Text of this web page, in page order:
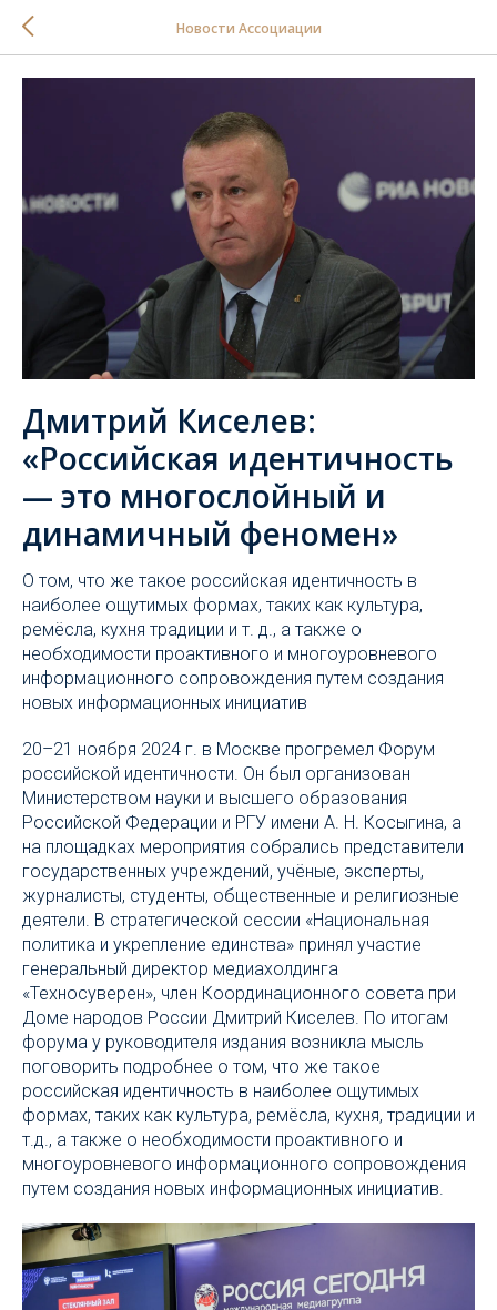
Новости Ассоциации
Дмитрий Киселев:
«Российская идентичность
— это многослойный и
динамичный феномен»
О том, что же такое российская идентичность в
наиболее ощутимых формах, таких как культура,
ремёсла, кухня традиции и т. д., а также о
необходимости проактивного и многоуровневого
информационного сопровождения путем создания
новых информационных инициатив
20–21 ноября 2024 г. в Москве прогремел Форум
российской идентичности. Он был организован
Министерством науки и высшего образования
Российской Федерации и РГУ имени А. Н. Косыгина, а
на площадках мероприятия собрались представители
государственных учреждений, учёные, эксперты,
журналисты, студенты, общественные и религиозные
деятели. В стратегической сессии «Национальная
политика и укрепление единства» принял участие
генеральный директор медиахолдинга
«Техносуверен», член Координационного совета при
Доме народов России Дмитрий Киселев. По итогам
форума у руководителя издания возникла мысль
поговорить подробнее о том, что же такое
российская идентичность в наиболее ощутимых
формах, таких как культура, ремёсла, кухня, традиции и
т.д., а также о необходимости проактивного и
многоуровневого информационного сопровождения
путем создания новых информационных инициатив.